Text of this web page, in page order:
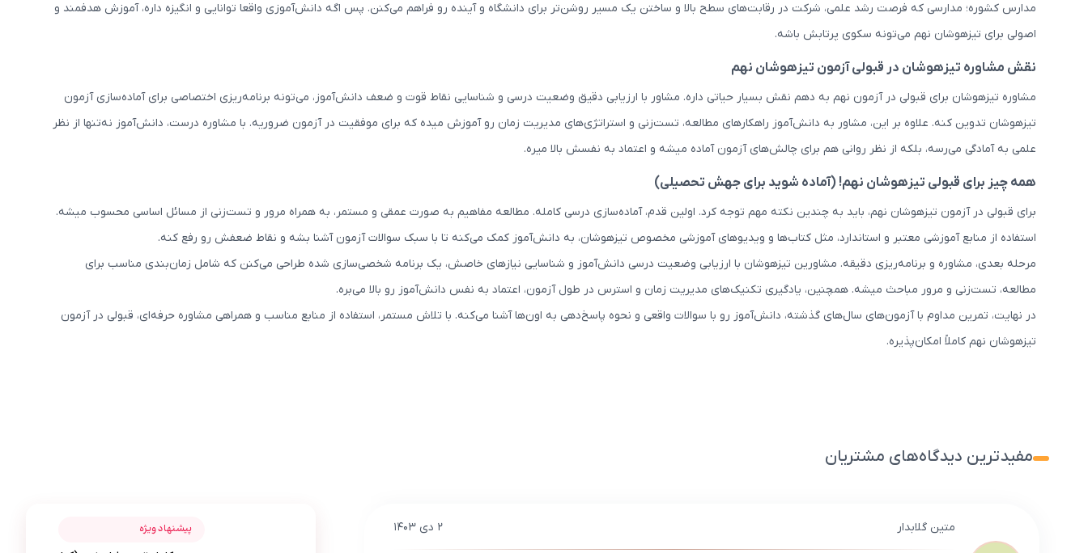
مدارس کشوره؛ مدارسی که فرصت رشد علمی، شرکت در رقابت‌های سطح بالا و ساختن یک مسیر روشن‌تر برای دانشگاه و آینده رو فراهم می‌کنن. پس اگه دانش‌آموزی واقعا توانایی و انگیزه داره، آموزش هدفمند و
اصولی برای تیزهوشان نهم می‌تونه سکوی پرتابش باشه.
نقش مشاوره تیزهوشان در قبولی آزمون تیزهوشان نهم
مشاوره تیزهوشان برای قبولی در آزمون نهم به دهم نقش بسیار حیاتی داره. مشاور با ارزیابی دقیق وضعیت درسی و شناسایی نقاط قوت و ضعف دانش‌آموز، می‌تونه برنامه‌ریزی اختصاصی برای آماده‌سازی آزمون
تیزهوشان تدوین کنه. علاوه بر این، مشاور به دانش‌آموز راهکارهای مطالعه، تست‌زنی و استراتژی‌های مدیریت زمان رو آموزش میده که برای موفقیت در آزمون ضروریه. با مشاوره درست، دانش‌آموز نه‌تنها از نظر
علمی به آمادگی می‌رسه، بلکه از نظر روانی هم برای چالش‌های آزمون آماده میشه و اعتماد به نفسش بالا میره.
همه چیز برای قبولی تیزهوشان نهم! (آماده شوید برای جهش تحصیلی)
برای قبولی در آزمون تیزهوشان نهم، باید به چندین نکته مهم توجه کرد. اولین قدم، آماده‌سازی درسی کامله. مطالعه مفاهیم به صورت عمقی و مستمر، به همراه مرور و تست‌زنی از مسائل اساسی محسوب میشه.
استفاده از منابع آموزشی معتبر و استاندارد، مثل کتاب‌ها و ویدیوهای آموزشی مخصوص تیزهوشان، به دانش‌آموز کمک می‌کنه تا با سبک سوالات آزمون آشنا بشه و نقاط ضعفش رو رفع کنه.
مرحله بعدی، مشاوره و برنامه‌ریزی دقیقه. مشاورین تیزهوشان با ارزیابی وضعیت درسی دانش‌آموز و شناسایی نیازهای خاصش، یک برنامه شخصی‌سازی شده طراحی می‌کنن که شامل زمان‌بندی مناسب برای
مطالعه، تست‌زنی و مرور مباحث میشه. همچنین، یادگیری تکنیک‌های مدیریت زمان و استرس در طول آزمون، اعتماد به نفس دانش‌آموز رو بالا می‌بره.
در نهایت، تمرین مداوم با آزمون‌های سال‌های گذشته، دانش‌آموز رو با سوالات واقعی و نحوه پاسخ‌دهی به اون‌ها آشنا می‌کنه. با تلاش مستمر، استفاده از منابع مناسب و همراهی مشاوره حرفه‌ای، قبولی در آزمون
تیزهوشان نهم کاملاً امکان‌پذیره.
مفیدترین دیدگاه‌های مشتریان
متین گلابدار ۲ دی ۱۴۰۳ جهانگیر فولادیپیشنهاد ویژه